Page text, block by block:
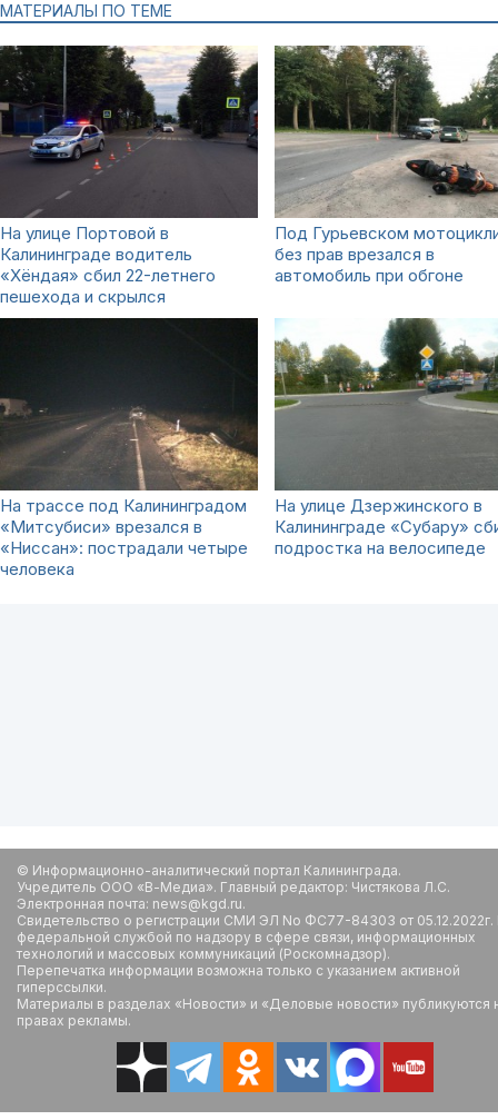
МАТЕРИАЛЫ ПО ТЕМЕ
На улице Портовой в
Калининграде водитель
«Хёндая» сбил 22-летнего
пешехода и скрылся
Под Гурьевском
без прав врезался в
автомобиль при обгоне
На трассе под Калининградом
«Митсубиси» врезался в
«Ниссан»: пострадали четыре
человека
На улице Дзержинского в
Калининграде «Субару»
подростка на велосипеде
© Информационно-аналитический портал Калининграда.
Учредитель ООО «В-Медиа». Главный редактор: Чистякова Л.С.
Электронная почта: news@kgd.ru.
Свидетельство о регистрации СМИ ЭЛ No ФС77-84303 от
федеральной службой по надзору в сфере связи, информационных
технологий и массовых коммуникаций (Роскомнадзор).
Перепечатка информации возможна только с указанием активной
гиперссылки.
Материалы в разделах «Новости» и «Деловые новости» публикуются
правах рекламы.